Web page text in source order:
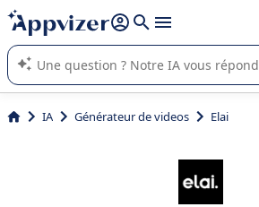
répondre (plusieurs lignes avec
L'IA de Appvizer vous guide dans l'utilisation
logiciel SaaS en entreprise.
IA Générateur de videos Elai